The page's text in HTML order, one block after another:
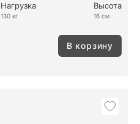
Нагрузка
130 кг
Высота
16 см
В корзину